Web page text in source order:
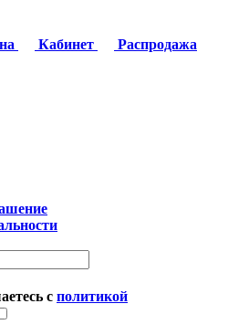
Кабинет
Распродажа
с политикой